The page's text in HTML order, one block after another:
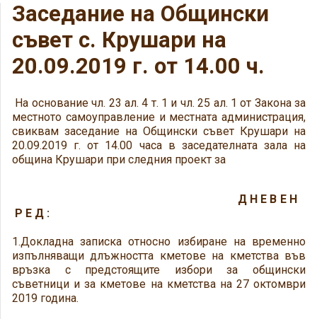
Заседание на Общински
съвет с. Крушари на
20.09.2019 г. от 14.00 ч.
На основание чл. 23 ал. 4 т. 1 и чл. 25 ал. 1 от Закона за
местното самоуправление и местната администрация,
свиквам заседание на Общински съвет Крушари на
20.09.2019 г. от 14.00 часа в заседателната зала на
община Крушари при следния проект за
Д Н Е В Е Н
Р Е Д :
1.Докладна записка относно избиране на временно
изпълняващи длъжността кметове на кметства във
връзка с предстоящите избори за общински
съветници и за кметове на кметства на 27 октомври
2019 година.